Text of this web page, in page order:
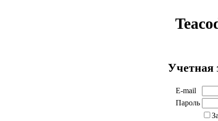
Учетная
E-mail
Пароль